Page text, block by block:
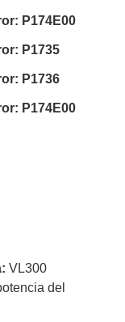
P174E00
P1735
P1736
P174E00
VL300
del